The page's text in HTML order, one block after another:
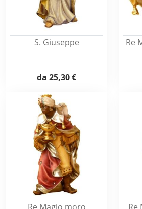
S. Giuseppe
da 25,30 €
Re